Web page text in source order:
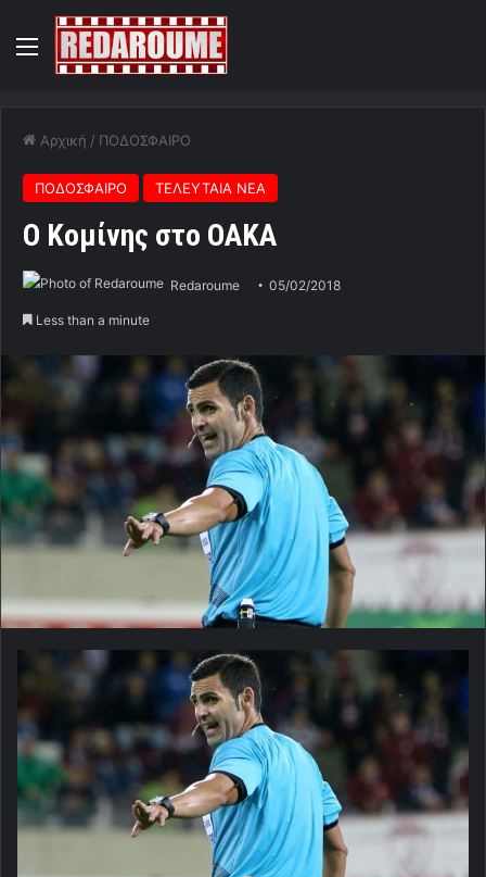
Menu
Αρχική / ΠΟΔΟΣΦΑΙΡΟ
ΠΟΔΟΣΦΑΙΡΟ ΤΕΛΕΥΤΑΙΑ ΝΕΑ
Ο Κομίνης στο ΟΑΚΑ
Redaroume 05/02/2018
Less than a minute